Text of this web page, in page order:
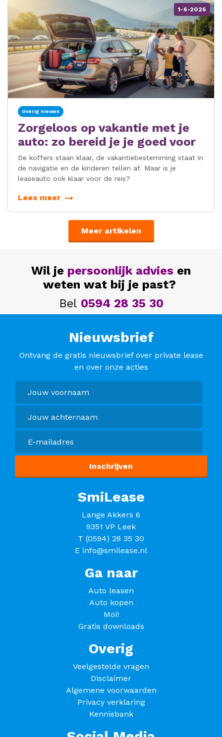
1-6-2026
Overig nieuws
Zorgeloos op vakantie met je
auto: zo bereid je je goed voor
De koffers staan klaar, de vakantiebestemming staat in
de navigatie en de kinderen tellen af. Maar is je
leaseauto ook klaar voor de reis?
Lees meer
Meer artikelen
Wil je persoonlijk advies en
weten wat bij je past?
Bel 0594 28 35 30
Nieuwsbrief
Ontvang de gratis nieuwsbrief over private lease
en over onze acties
SmiLease
Lange Akkers 6
9351 VP Leek
T (0594) 28 35 30
E info@smilease.nl
Ga naar
Auto leasen
Auto kopen
Moi!
Gratis downloads
Overig
Veelgestelde vragen
Disclaimer
Algemene voorwaarden
Privacy verklaring
Kennisbank